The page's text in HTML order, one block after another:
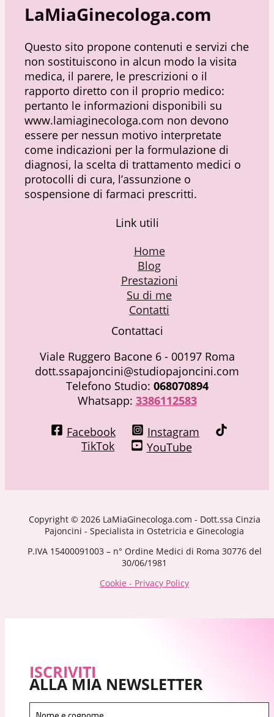
LaMiaGinecologa.com
Questo sito propone contenuti e servizi che
non sostituiscono in alcun modo la visita
medica, il parere, le prescrizioni o il
rapporto diretto con il proprio medico:
pertanto le informazioni disponibili su
www.lamiaginecologa.com non devono
essere per nessun motivo interpretate
come indicazioni per la formulazione di
diagnosi, la scelta di trattamento medici o
protocolli di cura, l’assunzione o
sospensione di farmaci prescritti.
Link utili
Home
Blog
Prestazioni
Su di me
Contatti
Contattaci
Viale Ruggero Bacone 6 - 00197 Roma
dott.ssapajoncini@studiopajoncini.com
Telefono Studio: 068070894
Whatsapp: 3386112583
Facebook
Instagram
TikTok
YouTube
Copyright © 2026 LaMiaGinecologa.com - Dott.ssa Cinzia
Pajoncini - Specialista in Ostetricia e Ginecologia
P.IVA 15400091003 – n° Ordine Medici di Roma 30776 del
30/06/1981
Cookie - Privacy Policy
ISCRIVITI
ALLA MIA NEWSLETTER